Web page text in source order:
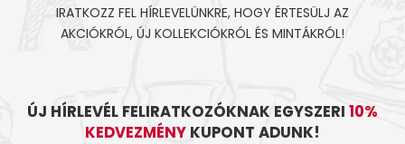
IRATKOZZ FEL HÍRLEVELÜNKRE, HOGY ÉRTESÜLJ AZ
AKCIÓKRÓL, ÚJ KOLLEKCIÓKRÓL ÉS MINTÁKRÓL!
ÚJ HÍRLEVÉL FELIRATKOZÓKNAK EGYSZERI 10%
KEDVEZMÉNY KUPONT ADUNK!